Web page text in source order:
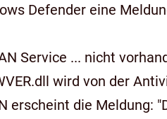
Defender eine
Service ... nicht
wird von der
"Diese App kann auf dem PC